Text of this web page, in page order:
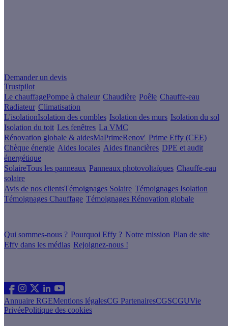
Demander un devis
Trustpilot
Le chauffagePompe à chaleur Chaudière Poêle Chauffe-eau
Radiateur Climatisation
L'isolationIsolation des combles Isolation des murs Isolation du sol
Isolation du toit Les fenêtres La VMC
Rénovation globale & aidesMaPrimeRenov' Prime Effy (CEE)
Chèque énergie Aides locales Aides financières DPE et audit
énergétique
SolaireTous les panneaux Panneaux photovoltaïques Chauffe-eau
solaire
Avis de nos clientsTémoignages Solaire Témoignages Isolation
Témoignages Chauffage Témoignages Rénovation globale
Qui sommes-nous ? Pourquoi Effy ? Notre mission Plan de site
Effy dans les médias Rejoignez-nous !
Annuaire RGEMentions légalesCG PartenairesCGSCGUVie
PrivéePolitique des cookies